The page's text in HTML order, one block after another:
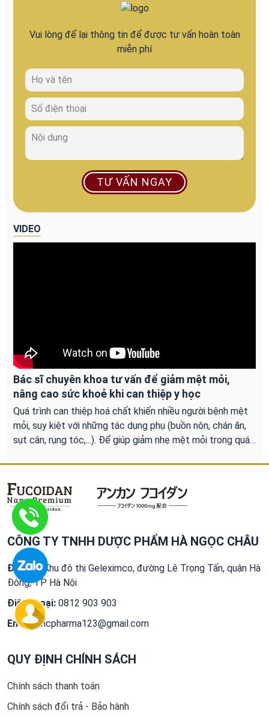
Vui lòng để lại thông tin để được tư vấn hoàn toàn
miễn phí
TƯ VẤN NGAY
VIDEO
Bác sĩ chuyên khoa tư vấn để giảm mệt mỏi,
nâng cao sức khoẻ khi can thiệp y học
Quá trình can thiệp hoá chất khiến nhiều người bệnh mệt
mỏi, suy kiệt với những tác dụng phụ (buồn nôn, chán ăn,
sụt cân, rụng tóc,...). Để giúp giảm nhẹ mệt mỏi trong quá
Ths.Bs Trần Thu Nga - giảng viên Đại Học Y Dược
Tp.HCM trong chương trình bác sĩ trực tuyến của đài
THVL1.
CÔNG TY TNHH DƯỢC PHẨM HÀ NGỌC CHÂU
Địa chỉ:Khu đô thị Geleximco, đường Lê Trọng Tấn, quận Hà
Đông, TP Hà Nội
Điện thoại: 0812 903 903
Email:hncpharma123@gmail.com
QUY ĐỊNH CHÍNH SÁCH
Chính sách thanh toán
Chính sách đổi trả - Bảo hành